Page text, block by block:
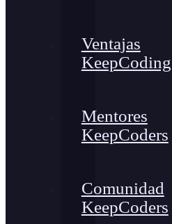
Ventajas
KeepCoding
Mentores
KeepCoders
Comunidad
KeepCoders